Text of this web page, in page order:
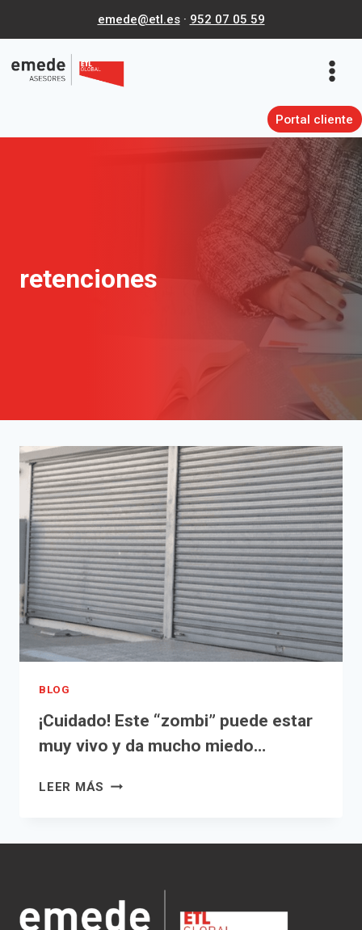
al
contenido
emede@etl.es· 952 07 05 59
Portal cliente
retenciones
BLOG
¡Cuidado! Este “zombi” puede estar
muy vivo y da mucho miedo…
LEER MÁS ¡CUIDADO!
PUEDE
VIVO
Y